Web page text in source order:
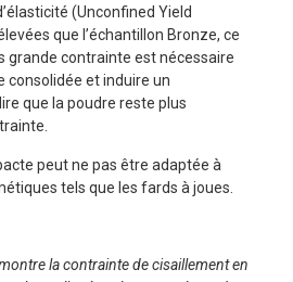
(Unconfined Yield
que l’échantillon Bronze, ce
grande contrainte est nécessaire
consolidée et induire un
que la poudre reste plus
peut ne pas être adaptée à
tels que les fards à joues.
la contrainte de cisaillement en